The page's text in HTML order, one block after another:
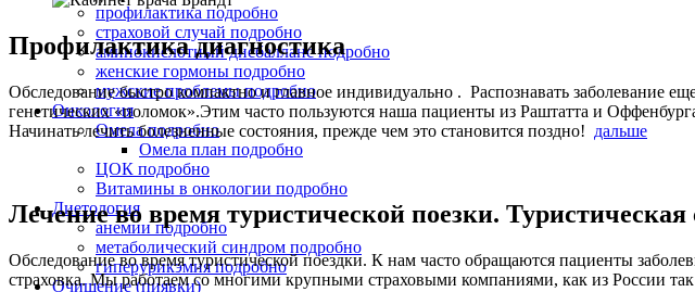
профилактика подробно
страховой случай подробно
аминокислотный дисбалланс подробно
женские гормоны подробно
мужские проблемы подробно
Онкология
Омела подробно
Омела план подробно
ЦОК подробно
Витамины в онкологии подробно
Диетология
анемии подробно
метаболический синдром подробно
гиперурикэмия подробно
Очищение (пиявки)
Профилактика диагностика
Обследование быстро компактно и главное индивидуально . Распознавать заболевание
генетических «поломок».Этим часто пользуются наша пациенты из Раштатта и
Начинать лечить болезненные состояния, прежде чем это становится поздно! дальше
Лечение во время туристической поезки. Туристическая
Обследование во время туристической поездки. К нам часто обращаются пациенты
страховка. Мы работаем со многими крупными страховыми компаниями, как из России так